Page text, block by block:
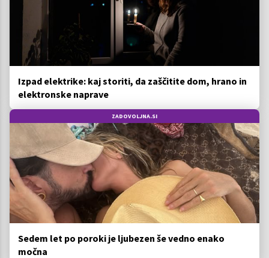
Izpad elektrike: kaj storiti, da zaščitite dom, hrano in
elektronske naprave
ZADOVOLJNA.SI
Sedem let po poroki je ljubezen še vedno enako
močna